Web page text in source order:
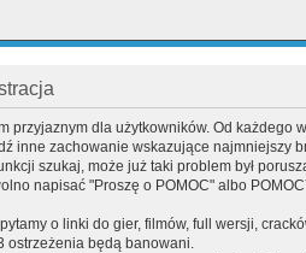
przyjaznym dla użytkowników. Od każdego
inne zachowanie wskazujące najmniejszy
szukaj, może już taki problem był
napisać "Proszę o POMOC" albo
o linki do gier, filmów, full wersji,
ostrzeżenia będą banowani.